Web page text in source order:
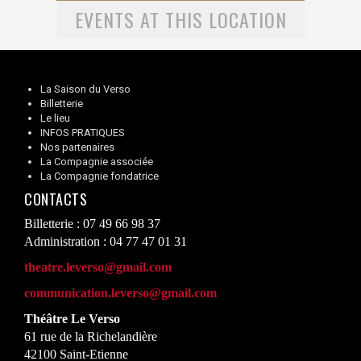
EVENTS AT THIS LOCATION
La Saison du Verso
Billetterie
Le lieu
INFOS PRATIQUES
Nos partenaires
La Compagnie associée
La Compagnie fondatrice
CONTACTS
Billetterie : 07 49 66 98 37
Administration : 04 77 47 01 31
theatre.leverso@gmail.com
communication.leverso@gmail.com
Théâtre Le Verso
61 rue de la Richelandière
42100 Saint-Etienne